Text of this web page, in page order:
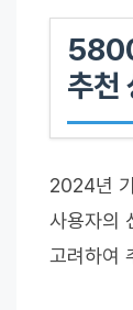
추천
2024년
사용자의
고려하여